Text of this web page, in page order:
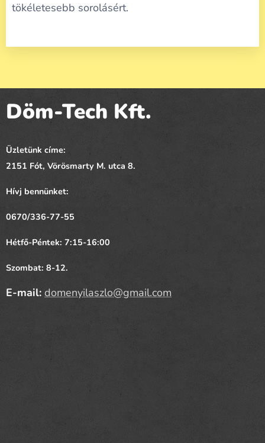
tökéletesebb sorolásért.
Döm-Tech Kft.
Üzletünk címe:
2151 Fót, Vörösmarty M. utca 8.
Hívj bennünket:
0670/336-77-55
Hétfő-Péntek: 7:15-16:00
Szombat: 8-12.
E-mail: domenyilaszlo@gmail.com